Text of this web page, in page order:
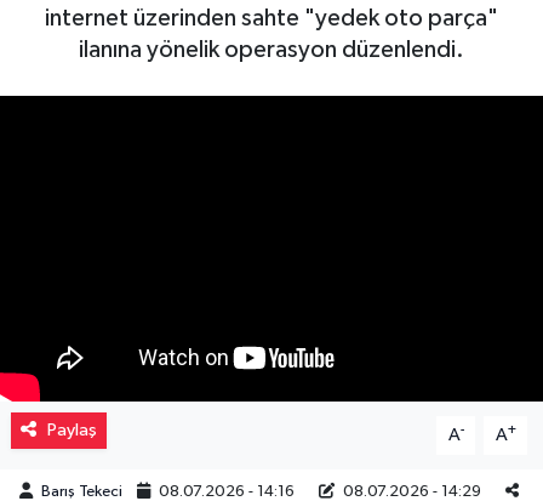
internet üzerinden sahte "yedek oto parça"
ilanına yönelik operasyon düzenlendi.
Paylaş A- A+
Barış Tekeci 08.07.2026 - 14:16
08.07.2026 - 14:29
Haberler
Haber Arşivi